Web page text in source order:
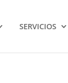
SERVICIOS